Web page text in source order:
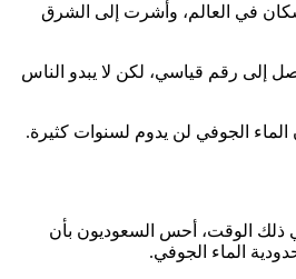
في العالم، وأشرت إلى الشرق
رقم قياسي، لكن لا يبدو الناس
الماء الجوفي لن يدوم لسنوات كثيرة.
الغربية كثيرا. في ذلك الوقت، أحس السعوديون بأن
الماء الجوفي.